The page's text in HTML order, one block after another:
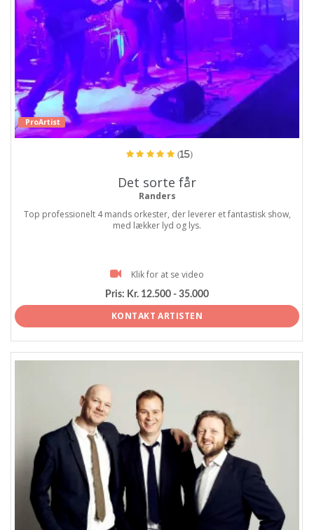
ProArtist
(15)
Det sorte får
Randers
Top professionelt 4 mands orkester, der leverer et fantastisk show,
med lækker lyd og lys.
Klik for at se video
Pris: Kr. 12.500 - 35.000
KONTAKT ARTISTEN